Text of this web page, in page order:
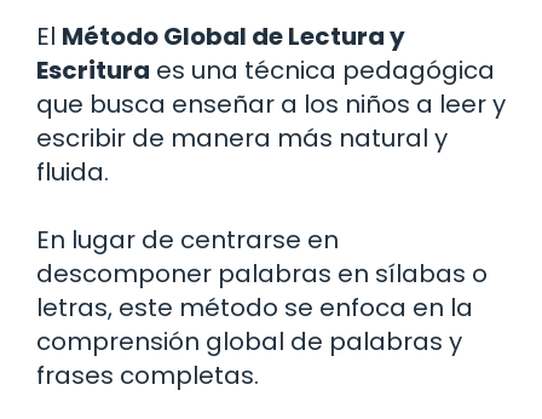
El Método Global de Lectura y
Escritura es una técnica pedagógica
que busca enseñar a los niños a leer y
escribir de manera más natural y
fluida.
En lugar de centrarse en
descomponer palabras en sílabas o
letras, este método se enfoca en la
comprensión global de palabras y
frases completas.